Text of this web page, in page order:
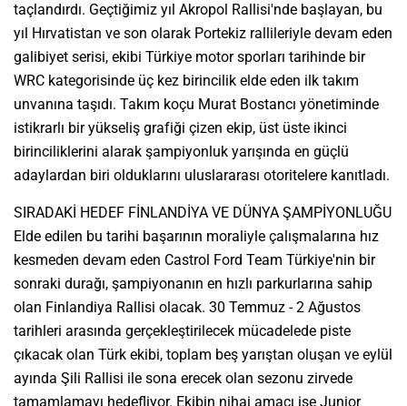
taçlandırdı. Geçtiğimiz yıl Akropol Rallisi'nde başlayan, bu
yıl Hırvatistan ve son olarak Portekiz rallileriyle devam eden
galibiyet serisi, ekibi Türkiye motor sporları tarihinde bir
WRC kategorisinde üç kez birincilik elde eden ilk takım
unvanına taşıdı. Takım koçu Murat Bostancı yönetiminde
istikrarlı bir yükseliş grafiği çizen ekip, üst üste ikinci
birinciliklerini alarak şampiyonluk yarışında en güçlü
adaylardan biri olduklarını uluslararası otoritelere kanıtladı.
SIRADAKİ HEDEF FİNLANDİYA VE DÜNYA ŞAMPİYONLUĞU
Elde edilen bu tarihi başarının moraliyle çalışmalarına hız
kesmeden devam eden Castrol Ford Team Türkiye'nin bir
sonraki durağı, şampiyonanın en hızlı parkurlarına sahip
olan Finlandiya Rallisi olacak. 30 Temmuz - 2 Ağustos
tarihleri arasında gerçekleştirilecek mücadelede piste
çıkacak olan Türk ekibi, toplam beş yarıştan oluşan ve eylül
ayında Şili Rallisi ile sona erecek olan sezonu zirvede
tamamlamayı hedefliyor. Ekibin nihai amacı ise Junior